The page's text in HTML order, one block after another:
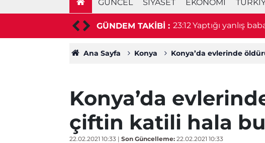
GÜNCEL SIYASET EKONOMI
GÜNDEM TAKİBİ :
depo için ihaleye çıkıyor 23:12Yaptığı yanlış
Ana Sayfa Konya Konya’da evlerinde
Konya’da
çiftin katili hala
22.02.2021 10:33 | Son Güncelleme: 22.02.2021 10:33